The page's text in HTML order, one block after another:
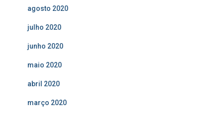
agosto 2020
julho 2020
junho 2020
maio 2020
abril 2020
março 2020